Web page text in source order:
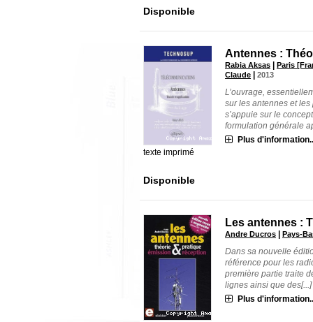
Disponible
texte imprimé
Antennes :
Rabia Aksas |Paris
Claude |2013
L’ouvrage,
sur les antennes et
s’appuie sur le
formulation générale
Plus
Disponible
Les antennes :
Andre Ducros |Pays-
Dans sa nouvelle
référence pour les
première partie traite
lignes ainsi que des[...]
Plus